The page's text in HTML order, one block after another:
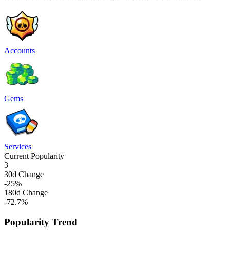
Accounts
Gems
Services
Current Popularity
3
30d Change
-25%
180d Change
-72.7%
Popularity Trend